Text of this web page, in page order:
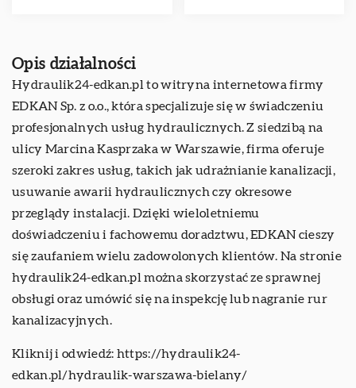
Opis działalności
Hydraulik24-edkan.pl to witryna internetowa firmy
EDKAN Sp. z o.o., która specjalizuje się w świadczeniu
profesjonalnych usług hydraulicznych. Z siedzibą na
ulicy Marcina Kasprzaka w Warszawie, firma oferuje
szeroki zakres usług, takich jak udrażnianie kanalizacji,
usuwanie awarii hydraulicznych czy okresowe
przeglądy instalacji. Dzięki wieloletniemu
doświadczeniu i fachowemu doradztwu, EDKAN cieszy
się zaufaniem wielu zadowolonych klientów. Na stronie
hydraulik24-edkan.pl można skorzystać ze sprawnej
obsługi oraz umówić się na inspekcję lub nagranie rur
kanalizacyjnych.
Kliknij i odwiedź: https://hydraulik24-
edkan.pl/hydraulik-warszawa-bielany/